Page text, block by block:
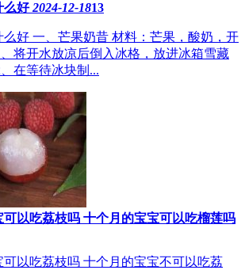
么好 2024-12-1813
好 一、芒果奶昔 材料：芒果，酸奶，开
将开水放凉后倒入冰格，放进冰箱雪藏
在等待冰块制...
可以吃荔枝吗 十个月的宝宝可以吃榴莲吗
可以吃荔枝吗 十个月的宝宝不可以吃荔